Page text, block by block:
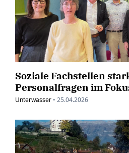
Soziale Fachstellen
Personalfragen im
Unterwasser • 25.04.2026